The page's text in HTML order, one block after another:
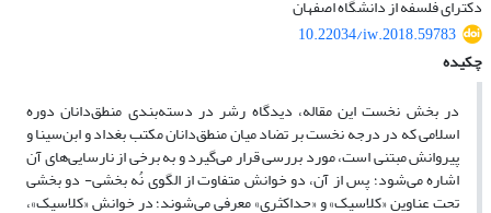
دکترای فلسفه از دانشگاه اصفهان
10.22034/iw.2018.59783
چکیده
در بخش نخست این مقاله، دیدگاه رشر در دسته‌بندی منطق‌دانان دوره‌
اسلامی که در درجه نخست بر تضاد میان منطق‌دانان مکتب بغداد و ابن‌سینا و
پیروانش مبتنی است، مورد بررسی قرار می‌گیرد و به برخی از نارسایی‌های آن
اشاره می‌شود؛ پس از آن، دو خوانش متفاوت از الگوی نُه بخشی- دو بخشی
تحت عناوین «کلاسیک» و «حداکثری» معرفی می‌شوند؛ در خوانش «کلاسیک»،